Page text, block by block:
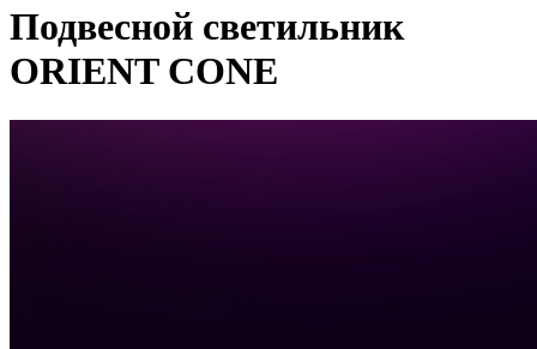
Подвесной светильник
ORIENT CONE